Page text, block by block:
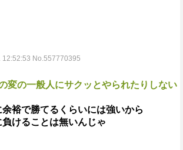
12:52:53 No.557770395
変の一般人にサクッとやられたりしない
裕で勝てるくらいには強いから
けることは無いんじゃ